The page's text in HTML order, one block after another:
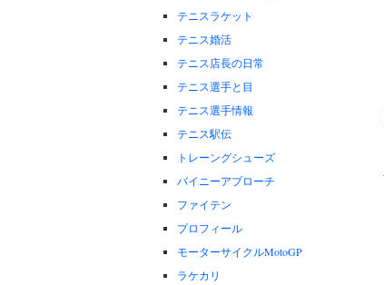
テニスラケット
テニス婚活
テニス店長の日常
テニス選手と目
テニス選手情報
テニス駅伝
トレーングシューズ
バイニーアプローチ
ファイテン
プロフィール
モーターサイクルMotoGP
ラケカリ